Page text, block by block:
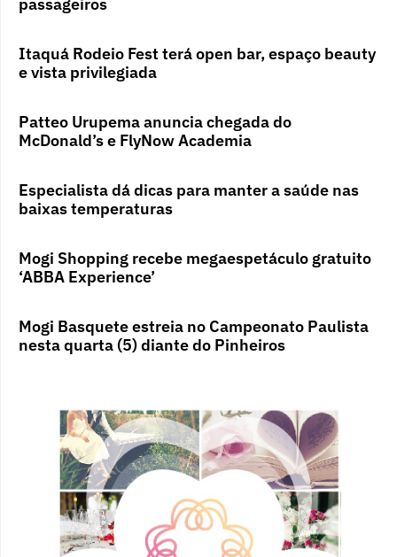
passageiros
Itaquá Rodeio Fest terá open bar, espaço beauty
e vista privilegiada
Patteo Urupema anuncia chegada do
McDonald’s e FlyNow Academia
Especialista dá dicas para manter a saúde nas
baixas temperaturas
Mogi Shopping recebe megaespetáculo gratuito
‘ABBA Experience’
Mogi Basquete estreia no Campeonato Paulista
nesta quarta (5) diante do Pinheiros